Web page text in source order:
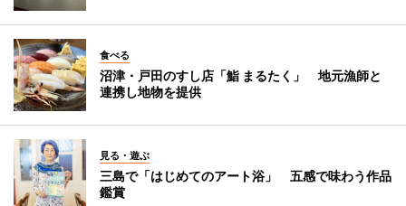
食べる
沼津・戸田のすし店「鮨 まるたく」 地元漁師と
連携し地物を提供
見る・遊ぶ
三島で「はじめてのアート浴」 五感で味わう作品
鑑賞